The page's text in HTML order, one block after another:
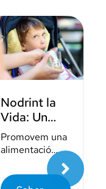
Nodrint la
Vida: Un
Abordatge
Integral per
la Salut i el
Benestar en
Promovem una
alimentació
segura per a